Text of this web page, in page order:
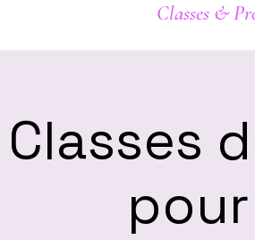
Classes &
Classes